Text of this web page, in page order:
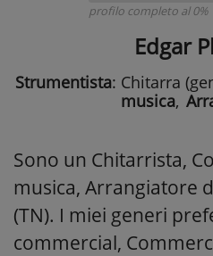
profilo completo al 0%
Edgar
Strumentista: Chitarra
musica,
Sono un Chitarrista,
musica, Arrangiatore
(TN). I miei generi
commercial,